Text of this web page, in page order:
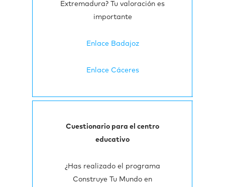
Extremadura? Tu valoración es
importante
Enlace Badajoz
Enlace Cáceres
Cuestionario para el centro
educativo
¿Has realizado el programa
Construye Tu Mundo en